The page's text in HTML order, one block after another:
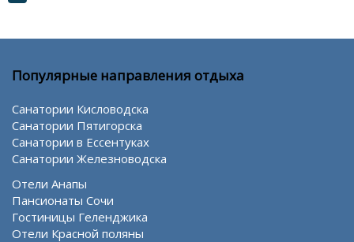
Популярные направления отдыха
Санатории Кисловодска
Санатории Пятигорска
Санатории в Ессентуках
Санатории Железноводска
Отели Анапы
Пансионаты Сочи
Гостиницы Геленджика
Отели Красной поляны